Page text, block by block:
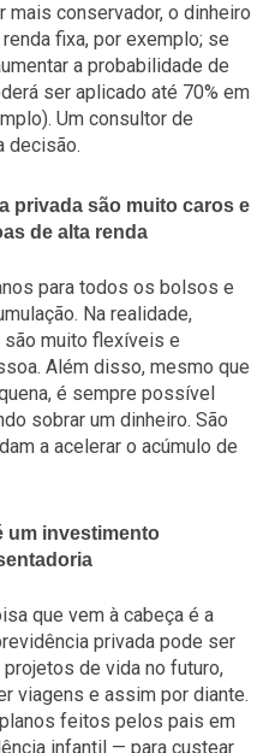
conservador, o dinheiro
fixa, por exemplo; se
a probabilidade de
ser aplicado até 70% em
Um consultor de
decisão.
privada são muito caros e
de alta renda
para todos os bolsos e
Na realidade,
muito flexíveis e
Além disso, mesmo que
é sempre possível
sobrar um dinheiro. São
a acelerar o acúmulo de
um investimento
que vem à cabeça é a
privada pode ser
de vida no futuro,
viagens e assim por diante.
feitos pelos pais em
infantil — para custear